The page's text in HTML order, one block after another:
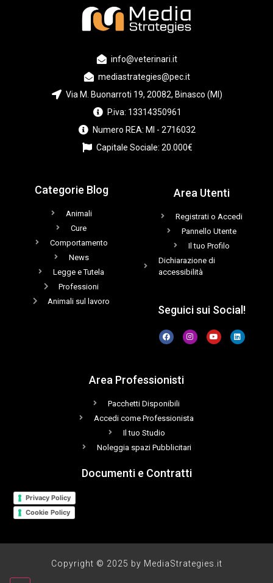
info@veterinari.it
mediastrategies@pec.it
Via M. Buonarroti 19, 20082, Binasco (MI)
P.iva: 13314350961
Numero REA: MI - 2716032
Capitale Sociale: 20.000€
Categorie Blog
Animali
Cure
Comportamento
News
Legge e Tutela
Professioni
Animali sul lavoro
Area Utenti
Registrati o Accedi
Pannello Utente
Il tuo Profilo
Dichiarazione di
accessibilità
Seguici sui Social!
Area Professionisti
Pacchetti Disponibili
Accedi come Professionista
Il tuo Studio
Noleggia spazi Pubblicitari
Documenti e Contratti
Privacy Policy
Cookie Policy
Copyright © 2025 by MediaStrategies.it